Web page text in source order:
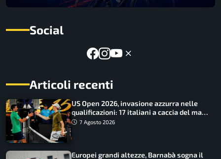
Social
Articoli recenti
US Open 2026, invasione azzurra nelle
qualificazioni: 17 italiani a caccia del main
draw7 Agosto 2026
Europei grandi altezze, Barnabà sogna il